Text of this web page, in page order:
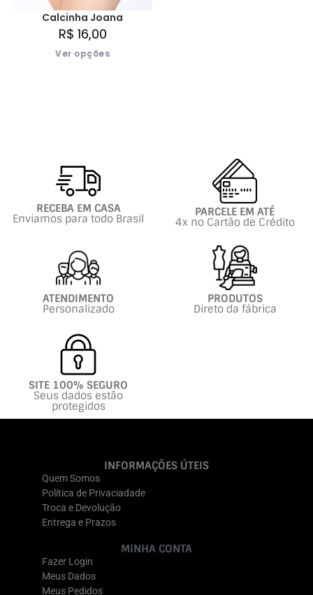
Calcinha Joana
R$ 16,00
Ver opções
RECEBA EM CASA
Enviamos para todo Brasil PARCELE EM ATÉ
4x no Cartão de Crédito
ATENDIMENTO
Personalizado
PRODUTOS
Direto da fábrica
SITE 100% SEGURO
Seus dados estão
protegidos
INFORMAÇÕES ÚTEIS
Quem Somos
Política de Privaciadade
Troca e Devolução
Entrega e Prazos
MINHA CONTA
Fazer Login
Meus Dados
Meus Pedidos